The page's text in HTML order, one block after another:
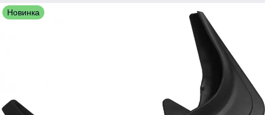
Новинка